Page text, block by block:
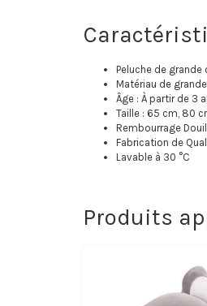
Peluche de grande
Matériau de
Âge : À partir de 3
Taille : 65 cm, 80
Rembourrage
Fabrication de
Lavable à 30 °C
Produits